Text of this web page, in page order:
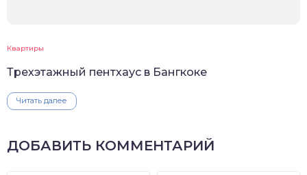
Квартиры
Трехэтажный пентхаус в Бангкоке
Читать далее
ДОБАВИТЬ КОММЕНТАРИЙ